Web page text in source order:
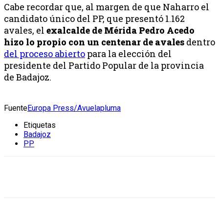
Cabe recordar que, al margen de que Naharro el
candidato único del PP, que presentó 1.162
avales, el exalcalde de Mérida Pedro Acedo
hizo lo propio con un centenar de avales dentro
del proceso abierto para la elección del
presidente del Partido Popular de la provincia
de Badajoz.
FuenteEuropa Press/Avuelapluma
Etiquetas
Badajoz
PP